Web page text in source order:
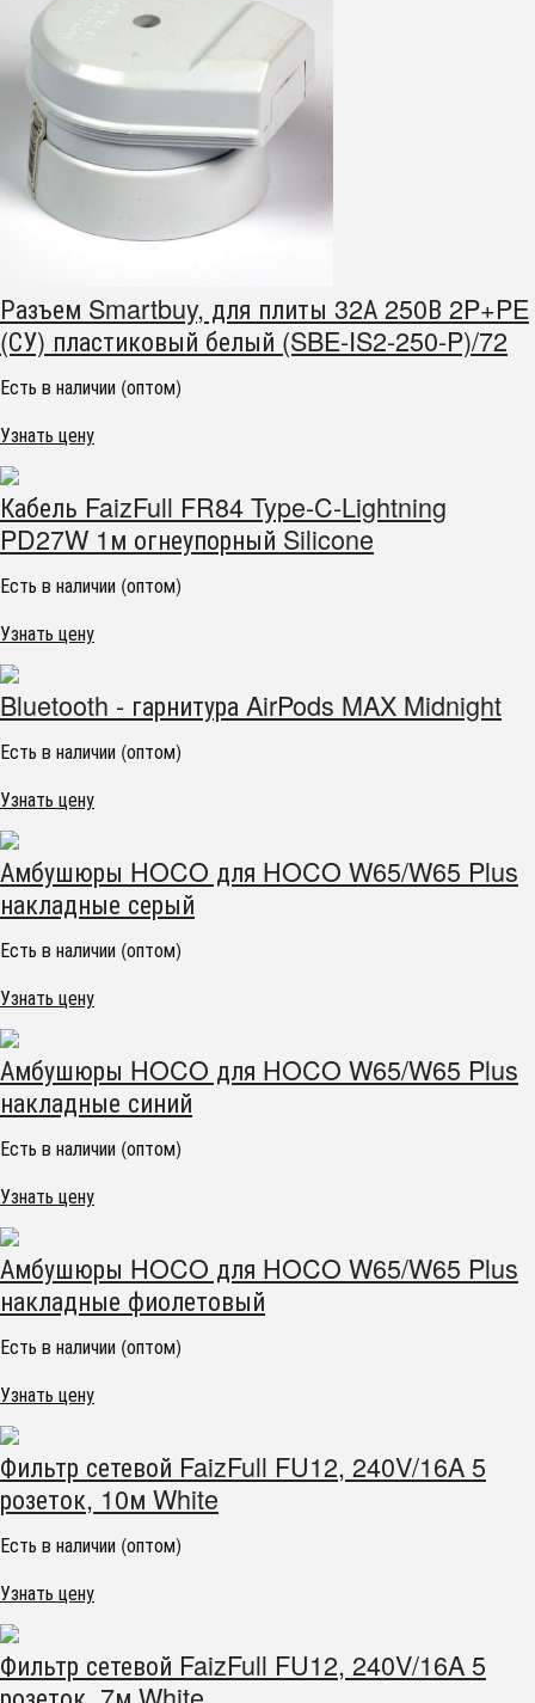
Разъем Smartbuy, для плиты 32А 250В 2P+PE
(СУ) пластиковый белый (SBE-IS2-250-P)/72
Есть в наличии (оптом)
Узнать цену
Кабель FaizFull FR84 Type-C-Lightning
PD27W 1м огнеупорный Silicone
Есть в наличии (оптом)
Узнать цену
Bluetooth - гарнитура AirPods MAX Midnight
Есть в наличии (оптом)
Узнать цену
Амбушюры HOCO для HOCO W65/W65 Plus
накладные серый
Есть в наличии (оптом)
Узнать цену
Амбушюры HOCO для HOCO W65/W65 Plus
накладные синий
Есть в наличии (оптом)
Узнать цену
Амбушюры HOCO для HOCO W65/W65 Plus
накладные фиолетовый
Есть в наличии (оптом)
Узнать цену
Фильтр сетевой FaizFull FU12, 240V/16A 5
розеток, 10м White
Есть в наличии (оптом)
Узнать цену
Фильтр сетевой FaizFull FU12, 240V/16A 5